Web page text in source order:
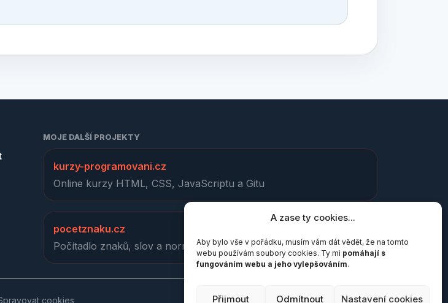
A zase ty cookies...
Aby bylo vše v pořádku, musím vám dát vědět, že na tomto
webu používám soubory cookies. Ty mi pomáhají s
fungováním webu a jeho vylepšováním.
Přijmout Odmítnout Nastavení cookies
MOJE DALŠÍ PROJEKTY
kurzy-programovani.cz
Online kurzy HTML, CSS, JavaScriptu a Gitu
pocetznaku.cz
Počítadlo znaků, slov a normostran
cookies